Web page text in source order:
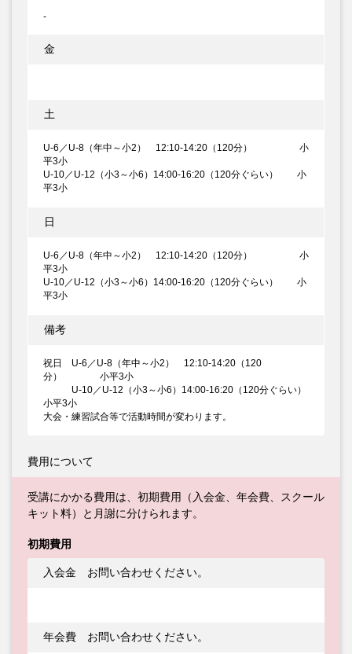
-
金
土
U-6／U-8（年中～小2） 12:10-14:20（120分） 小
平3小
U-10／U-12（小3～小6）14:00-16:20（120分ぐらい） 小
平3小
日
U-6／U-8（年中～小2） 12:10-14:20（120分） 小
平3小
U-10／U-12（小3～小6）14:00-16:20（120分ぐらい） 小
平3小
備考
祝日 U-6／U-8（年中～小2） 12:10-14:20（120
分） 小平3小
U-10／U-12（小3～小6）14:00-16:20（120分ぐらい）
小平3小
大会・練習試合等で活動時間が変わります。
費用について
受講にかかる費用は、初期費用（入会金、年会費、スクール
キット料）と月謝に分けられます。
初期費用
入会金 お問い合わせください。
年会費 お問い合わせください。